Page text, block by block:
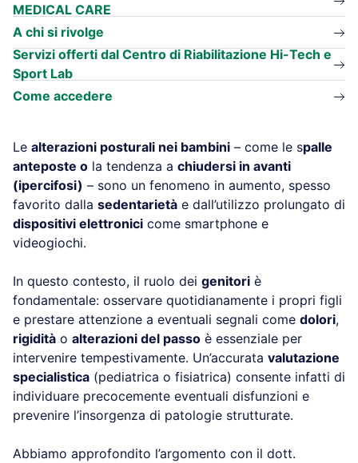
MEDICAL CARE
A chi si rivolge
Servizi offerti dal Centro di Riabilitazione Hi-Tech e
Sport Lab
Come accedere
Le alterazioni posturali nei bambini – come le spalle
anteposte o la tendenza a chiudersi in avanti
(ipercifosi) – sono un fenomeno in aumento, spesso
favorito dalla sedentarietà e dall’utilizzo prolungato di
dispositivi elettronici come smartphone e
videogiochi.
In questo contesto, il ruolo dei genitori è
fondamentale: osservare quotidianamente i propri figli
e prestare attenzione a eventuali segnali come dolori,
rigidità o alterazioni del passo è essenziale per
intervenire tempestivamente. Un’accurata valutazione
specialistica (pediatrica o fisiatrica) consente infatti di
individuare precocemente eventuali disfunzioni e
prevenire l’insorgenza di patologie strutturate.
Abbiamo approfondito l’argomento con il dott.